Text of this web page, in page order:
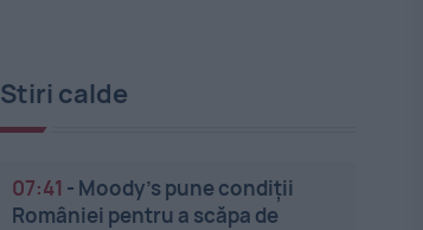
Stiri calde
07:41 - Moody’s pune condiții
României pentru a scăpa de